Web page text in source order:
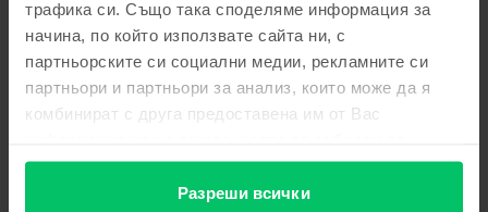
трафика си. Също така споделяме информация за
начина, по който използвате сайта ни, с
партньорските си социални медии, рекламните си
партньори и партньори за анализ, които може да я
комбинират с друга предоставена им от Вас
ползването от Ваша страна на услугите им.
Разреши всички